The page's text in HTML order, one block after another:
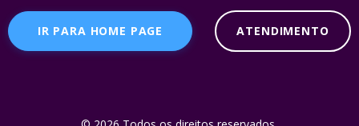
IR PARA HOME PAGE ATENDIMENTO